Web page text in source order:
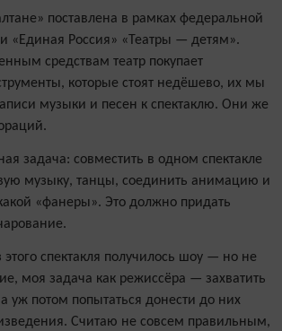
поставлена в рамках федеральной
«Единая Россия» «Театры — детям».
средствам театр покупает
которые стоят недёшево, их мы
музыки и песен к спектаклю. Они же
задача: совместить в одном спектакле
музыку, танцы, соединить анимацию и
«фанеры». Это должно придать
спектакля получилось шоу — но не
моя задача как режиссёра — захватить
уж потом попытаться донести до них
Считаю не совсем правильным,